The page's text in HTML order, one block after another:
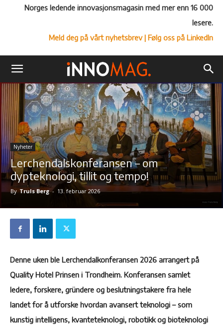
Norges ledende innovasjonsmagasin med mer enn 16 000
lesere.
Meld deg på vårt nyhetsbrev| Følg oss på LinkedIn
Nyheter
Lerchendalskonferansen – om
dypteknologi, tillit og tempo!
By Truls Berg - 13. februar 2026
Denne uken ble Lerchendalkonferansen 2026 arrangert på
Quality Hotel Prinsen i Trondheim. Konferansen samlet
ledere, forskere, gründere og beslutningstakere fra hele
landet for å utforske hvordan avansert teknologi – som
kunstig intelligens, kvanteteknologi, robotikk og bioteknologi